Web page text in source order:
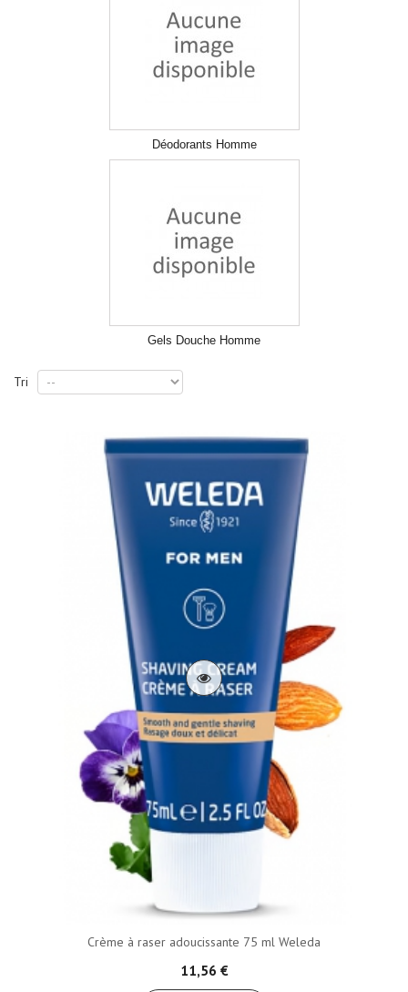
Déodorants Homme
Gels Douche Homme
Tri
Crème à raser adoucissante 75 ml Weleda
11,56 €